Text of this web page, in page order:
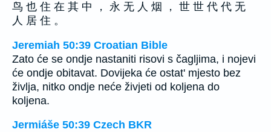
鸟 也 住 在 其 中 ， 永 无 人 烟 ， 世 世 代 代 无
人 居 住 。
Jeremiah 50:39 Croatian Bible
Zato će se ondje nastaniti risovi s čagljima, i nojevi
će ondje obitavat. Dovijeka će ostat' mjesto bez
življa, nitko ondje neće živjeti od koljena do
koljena.
Jermiáše 50:39 Czech BKR